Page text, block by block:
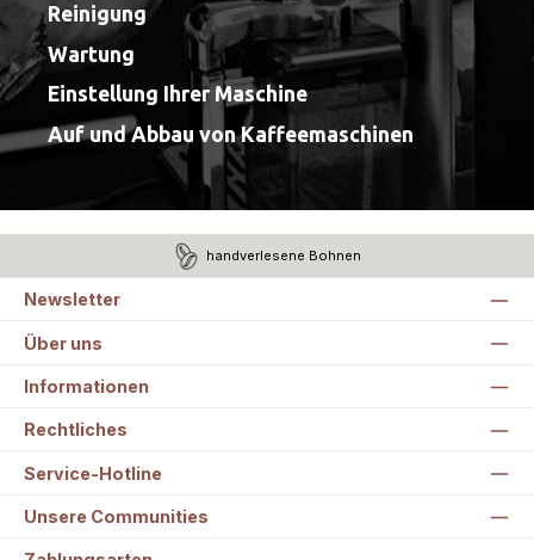
Reinigung
Wartung
Einstellung Ihrer Maschine
Auf und Abbau von Kaffeemaschinen
handverlesene Bohnen
Newsletter
Über uns
Informationen
Rechtliches
Service-Hotline
Unsere Communities